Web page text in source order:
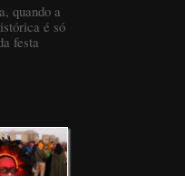
quando a
é só
festa